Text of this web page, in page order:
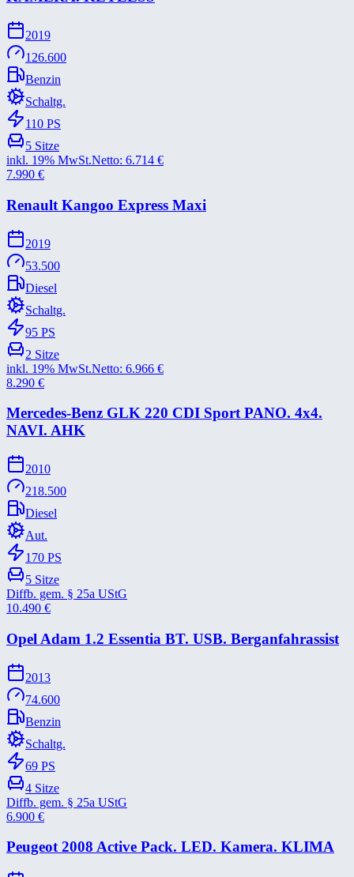
2019
126.600
Benzin
Schaltg.
110 PS
5 Sitze
inkl. 19% MwSt.Netto: 6.714 €
7.990 €
Renault Kangoo Express Maxi
2019
53.500
Diesel
Schaltg.
95 PS
2 Sitze
inkl. 19% MwSt.Netto: 6.966 €
8.290 €
Mercedes-​Benz GLK 220 CDI Sport PANO. 4x4.
NAVI. AHK
2010
218.500
Diesel
Aut.
170 PS
5 Sitze
Diffb. gem. § 25a UStG
10.490 €
Opel Adam 1.2 Essentia BT. USB. Berganfahrassist
2013
74.600
Benzin
Schaltg.
69 PS
4 Sitze
Diffb. gem. § 25a UStG
6.900 €
Peugeot 2008 Active Pack. LED. Kamera. KLIMA